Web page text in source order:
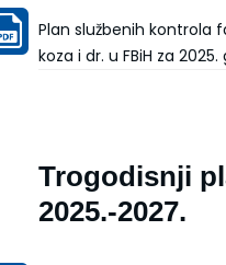
Plan službenih kontrola
koza i dr. u FBiH za
Trogodisnji
2025.-2027.